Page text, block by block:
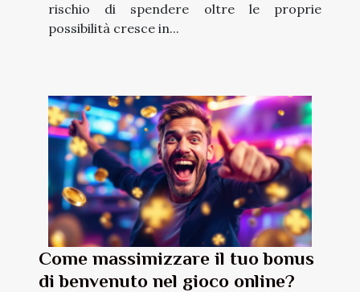
rischio di spendere oltre le proprie
possibilità cresce in...
Come massimizzare il tuo bonus
di benvenuto nel gioco online?